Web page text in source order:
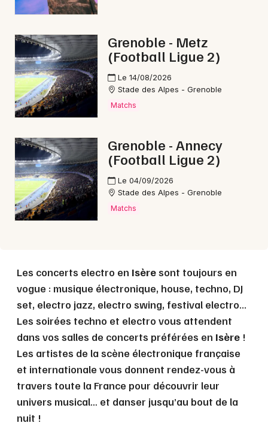
Grenoble - Metz
(Football Ligue 2)
Le 14/08/2026
Stade des Alpes - Grenoble
Matchs
Grenoble - Annecy
(Football Ligue 2)
Le 04/09/2026
Stade des Alpes - Grenoble
Matchs
Les concerts electro en Isèresont toujours en
vogue : musique électronique, house, techno, DJ
set, electro jazz, electro swing, festival electro...
Les soirées techno et electro vous attendent
dans vos salles de concerts préférées en Isère !
Les artistes de la scène électronique française
et internationale vous donnent rendez-vous à
travers toute la France pour découvrir leur
univers musical… et danser jusqu’au bout de la
nuit !